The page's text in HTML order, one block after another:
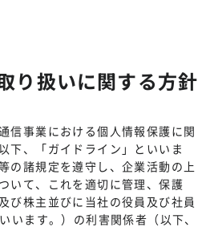
り扱いに関する方針
信事業における個人情報保護に関
下、「ガイドライン」といいま
の諸規定を遵守し、企業活動の上
いて、これを適切に管理、保護
び株主並びに当社の役員及び社員
います。）の利害関係者（以下、